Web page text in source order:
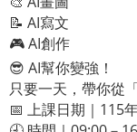
📝 AI寫文
🎮 AI創作
😎 AI幫你變強！
只要一天，帶你從
📅 上課日期｜115